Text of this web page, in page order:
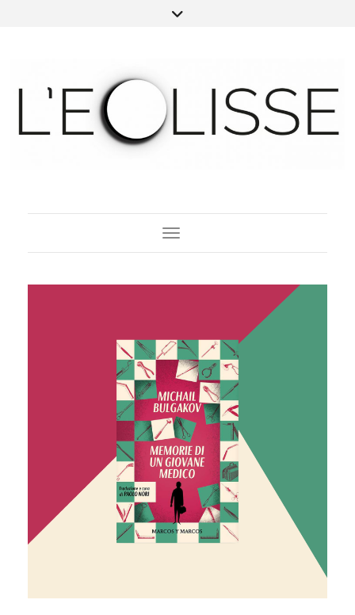
Toggle Navigation